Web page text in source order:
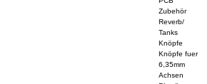
Zubehör
Reverb/
Tanks
Knöpfe
Knöpfe fuer
6,35mm
Achsen